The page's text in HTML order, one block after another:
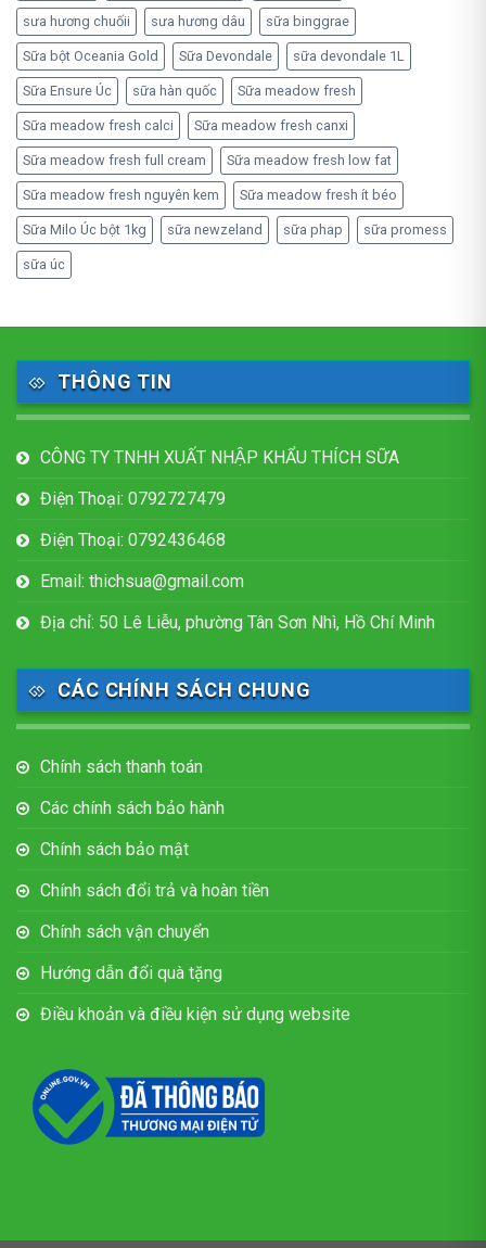
sưa hương chuốii sưa hương dâu sữa binggrae
Sữa bột Oceania Gold Sữa Devondale sữa devondale 1L
Sữa Ensure Úc sữa hàn quốc Sữa meadow fresh
Sữa meadow fresh calci Sữa meadow fresh canxi
Sữa meadow fresh full cream Sữa meadow fresh low fat
Sữa meadow fresh nguyên kem Sữa meadow fresh ít béo
Sữa Milo Úc bột 1kg sữa newzeland sữa phap sữa promess
sữa úc
THÔNG TIN
CÔNG TY TNHH XUẤT NHẬP KHẨU THÍCH SỮA
Điện Thoại: 0792727479
Điện Thoại: 0792436468
Email: thichsua@gmail.com
Địa chỉ: 50 Lê Liễu, phường Tân Sơn Nhì, Hồ Chí Minh
CÁC CHÍNH SÁCH CHUNG
Chính sách thanh toán
Các chính sách bảo hành
Chính sách bảo mật
Chính sách đổi trả và hoàn tiền
Chính sách vận chuyển
Hướng dẫn đổi quà tặng
Điều khoản và điều kiện sử dụng website